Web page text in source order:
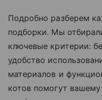
Подробно разберем
подборки. Мы
ключевые критерии:
удобство
материалов и
котов помогут